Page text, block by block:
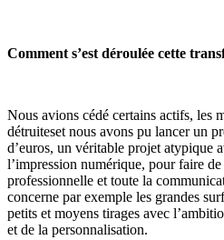
Comment s’est déroulée cette
Nous avions cédé certains actifs, les
détruiteset nous avons pu lancer un
d’euros, un véritable projet atypique
l’impression numérique, pour faire
professionnelle et toute la
concerne par exemple les grandes
petits et moyens tirages avec
et de la personnalisation.